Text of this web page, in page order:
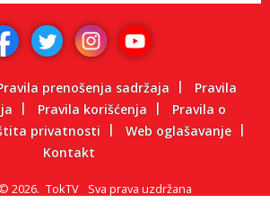
prenošenja sadržaja
Pravila
Pravila korišćenja
Pravila o
privatnosti
Web oglašavanje
Kontakt
© 2026. TokTV Sva prava uzdržana